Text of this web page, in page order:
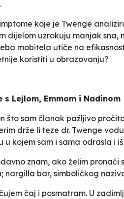
koje je Twenge
dijelom uzrokuju manjak sna,
mobitela utiče na
koristiti u obrazovanju?
s Lejlom, Emmom i Nadinom
što sam članak pažljivo
drže li teze dr. Twenge
u kojem sam i sama odrasla i
znam, ako želim pronaći
nargilla bar, simboličkog
čaj i posmatram. U